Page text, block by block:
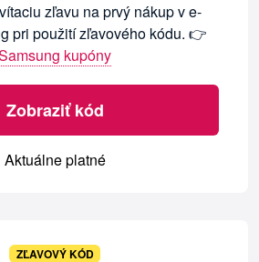
zľavu na prvý nákup v e-
pri použití zľavového kódu. 👉
kupóny
Zobraziť kód
Aktuálne platné
ZĽAVOVÝ KÓD